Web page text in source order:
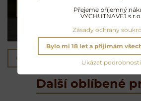
NAMÍCHAT KOKTEJL
Další oblíbené
Přejeme příjemný
VYCHUTNAVEJ s.r.o.
Zásady ochrany
Ukázat podrobnosti
Bylo mi 18 let a přijimám